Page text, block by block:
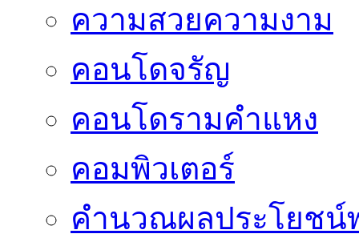
ความสวยความงาม
คอนโดจรัญ
คอนโดรามคำแหง
คอมพิวเตอร์
คำนวณผลประโยชน์